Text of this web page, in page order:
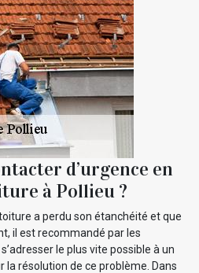
d’urgence en
à Pollieu ?
a perdu son étanchéité et que
il est recommandé par les
le plus vite possible à un
résolution de ce problème. Dans